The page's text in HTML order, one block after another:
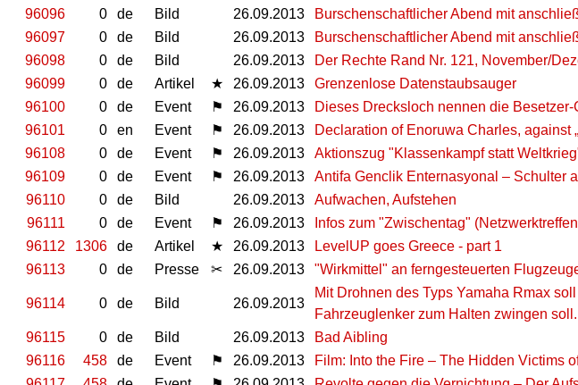
96096
0 de Bild 26.09.2013
Burschenschaftlicher Abend mit
96097
0 de Bild 26.09.2013
Burschenschaftlicher Abend mit
96098
0 de Bild 26.09.2013
Der Rechte Rand Nr. 121, November/
96099
0 de Artikel ★ 26.09.2013
Grenzenlose Datenstaubsauger
96100
0 de Event ⚑ 26.09.2013
Dieses Drecksloch nennen die
96101
0 en Event ⚑ 26.09.2013
Declaration of Enoruwa Charles, against
96108
0 de Event ⚑ 26.09.2013
Aktionszug "Klassenkampf statt
96109
0 de Event ⚑ 26.09.2013
Antifa Genclik Enternasyonal – Schulter
96110
0 de Bild 26.09.2013
Aufwachen, Aufstehen
96111
0 de Event ⚑ 26.09.2013
Infos zum "Zwischentag"
96112
1306 de Artikel ★ 26.09.2013
LevelUP goes Greece - part 1
96113
0 de Presse ✂ 26.09.2013 "Wirkmittel" an ferngesteuerten
96114 0 de Bild 26.09.2013
Mit Drohnen des Typs Yamaha Rmax
Fahrzeuglenker zum Halten zwingen
96115
0 de Bild 26.09.2013
Bad Aibling
96116
458 de Event ⚑ 26.09.2013
Film: Into the Fire – The Hidden Victims